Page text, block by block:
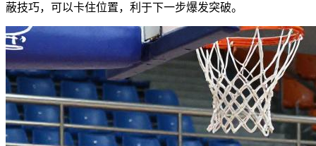
蔽技巧，可以卡住位置，利于下一步爆发突破。